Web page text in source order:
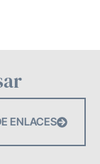
ENLACES